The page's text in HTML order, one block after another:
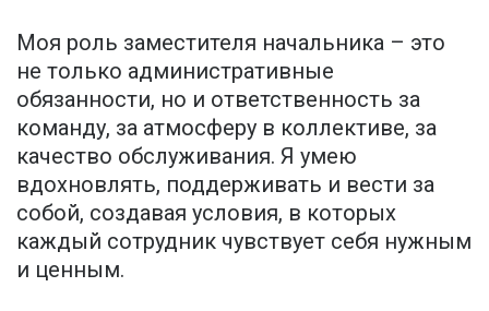
Моя роль заместителя начальника – это
не только административные
обязанности, но и ответственность за
команду, за атмосферу в коллективе, за
качество обслуживания. Я умею
вдохновлять, поддерживать и вести за
собой, создавая условия, в которых
каждый сотрудник чувствует себя нужным
и ценным.